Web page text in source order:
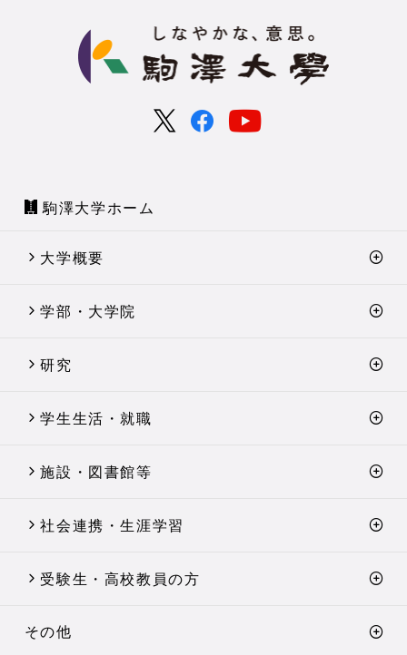
駒澤大学ホーム
大学概要
学部・大学院
研究
学生生活・就職
施設・図書館等
社会連携・生涯学習
受験生・高校教員の方
その他